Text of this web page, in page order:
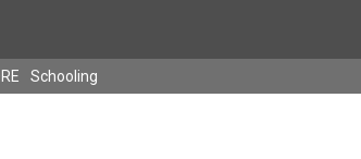
Schooling